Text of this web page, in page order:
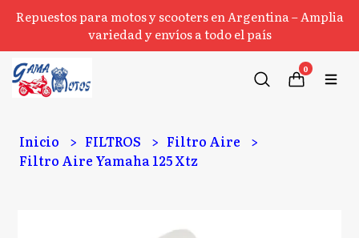
Repuestos para motos y scooters en Argentina – Amplia
variedad y envíos a todo el país
0
Inicio FILTROS
Filtro Aire
Filtro Aire Yamaha 125 Xtz